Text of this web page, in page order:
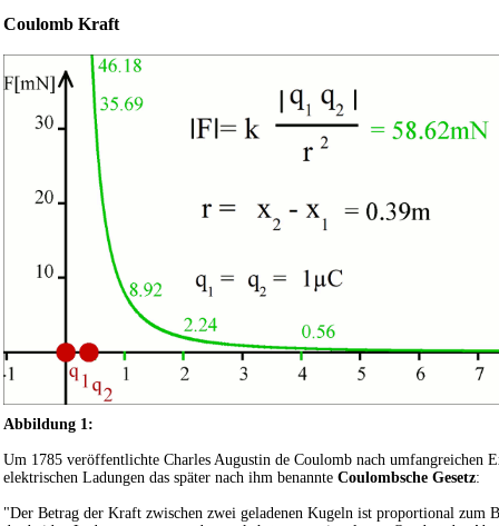
Coulomb Kraft
Abbildung 1:
Um 1785 veröffentlichte Charles Augustin de Coulomb nach umfangreichen
elektrischen Ladungen das später nach ihm benannte Coulombsche Gesetz:
"Der Betrag der Kraft zwischen zwei geladenen Kugeln ist proportional zum